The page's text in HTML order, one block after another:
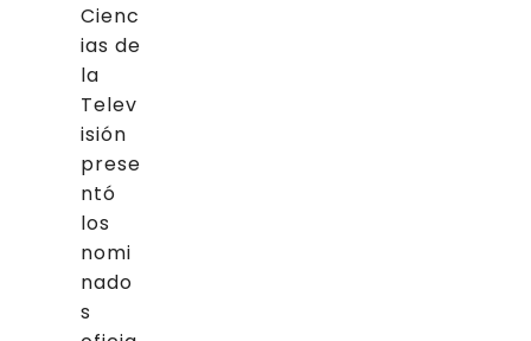
Cienc
ias de
la
Telev
isión
prese
ntó
los
nomi
nado
s